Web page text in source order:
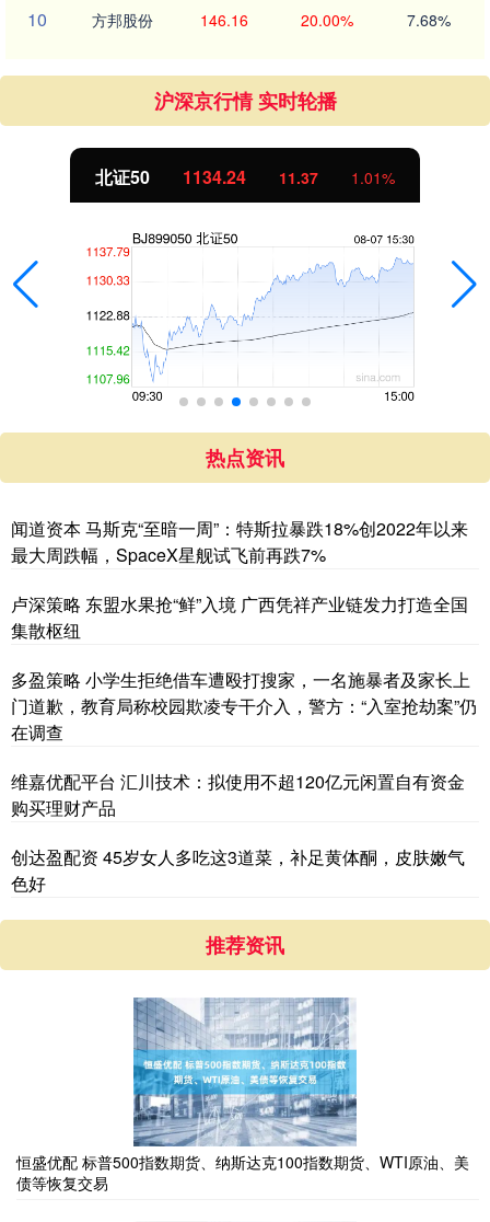
10 方邦股份 146.16 20.00% 7.68%
沪深京行情 实时轮播
北证50 1134.24 11.37 1.01%
热点资讯
闻道资本 马斯克“至暗一周”：特斯拉暴跌18%创2022年以来
最大周跌幅，SpaceX星舰试飞前再跌7%
卢深策略 东盟水果抢“鲜”入境 广西凭祥产业链发力打造全国
集散枢纽
多盈策略 小学生拒绝借车遭殴打搜家，一名施暴者及家长上
门道歉，教育局称校园欺凌专干介入，警方：“入室抢劫案”仍
在调查
维嘉优配平台 汇川技术：拟使用不超120亿元闲置自有资金
购买理财产品
创达盈配资 45岁女人多吃这3道菜，补足黄体酮，皮肤嫩气
色好
推荐资讯
恒盛优配 标普500指数期货、纳斯达克100指数期货、WTI原油、美
债等恢复交易